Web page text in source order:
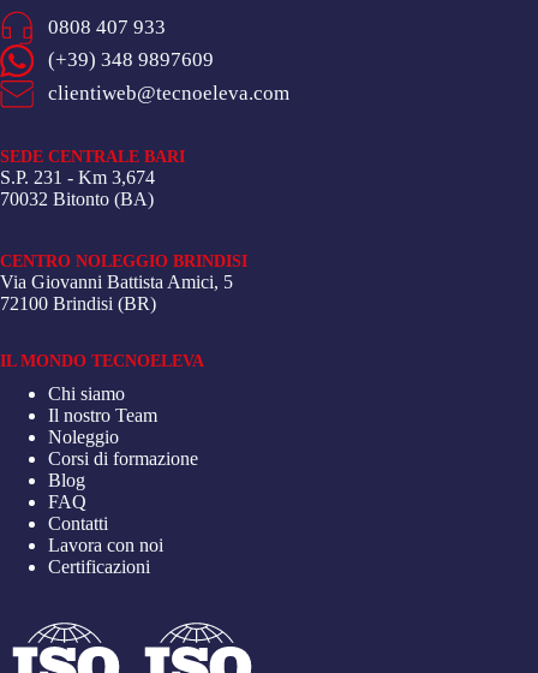
0808 407 933
(+39) 348 9897609
clientiweb@tecnoeleva.com
SEDE CENTRALE BARI
S.P. 231 - Km 3,674
70032 Bitonto (BA)
CENTRO NOLEGGIO BRINDISI
Via Giovanni Battista Amici, 5
72100 Brindisi (BR)
IL MONDO TECNOELEVA
Chi siamo
Il nostro Team
Noleggio
Corsi di formazione
Blog
FAQ
Contatti
Lavora con noi
Certificazioni